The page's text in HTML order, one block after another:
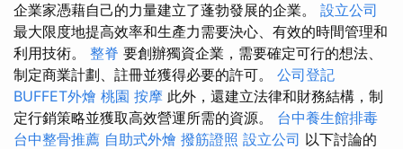
企業家憑藉自己的力量建立了蓬勃發展的企業。 設立公司
最大限度地提高效率和生產力需要決心、有效的時間管理和
利用技術。 整脊 要創辦獨資企業，需要確定可行的想法、
制定商業計劃、註冊並獲得必要的許可。 公司登記
BUFFET外燴 桃園 按摩 此外，還建立法律和財務結構，制
定行銷策略並獲取高效營運所需的資源。 台中養生館排毒
台中整骨推薦 自助式外燴 撥筋證照 設立公司 以下討論的